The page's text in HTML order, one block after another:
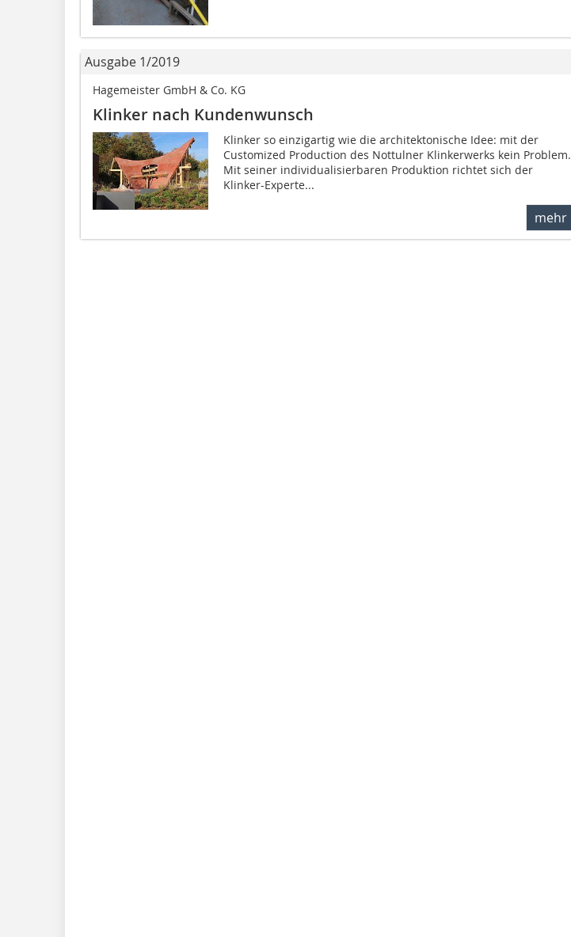
Ausgabe 1/2019
Hagemeister GmbH & Co. KG
Klinker nach Kundenwunsch
Klinker so einzigartig wie die architektonische Idee: mit der
Customized Production des Nottulner Klinkerwerks kein Problem.
Mit seiner individualisierbaren Produktion richtet sich der
Klinker-Experte...
mehr